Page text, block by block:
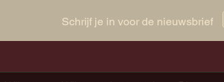
Schrijf je in voor de nieuwsbrief